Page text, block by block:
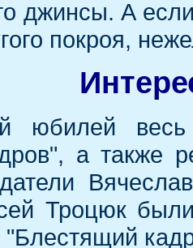
джинсы. А
покроя,
юбилей весь
а также
Троцюк
"Блестящий